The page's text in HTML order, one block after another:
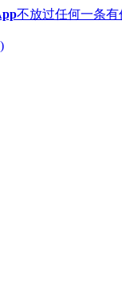
不放过任何一条